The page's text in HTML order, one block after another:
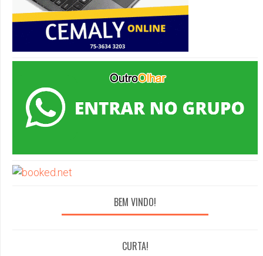
BEM VINDO!
CURTA!